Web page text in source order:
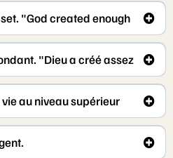
au niveau supérieur